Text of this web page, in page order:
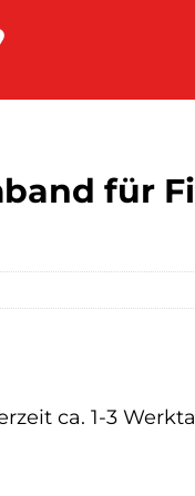
für
ca. 1-3